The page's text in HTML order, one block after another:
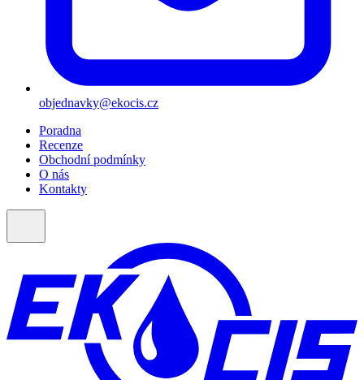
objednavky@ekocis.cz
Poradna
Recenze
Obchodní podmínky
O nás
Kontakty